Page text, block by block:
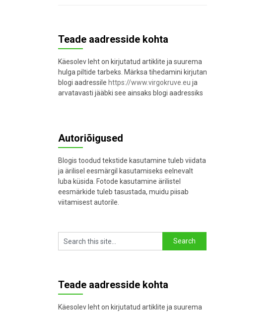
Teade aadresside kohta
Käesolev leht on kirjutatud artiklite ja suurema
hulga piltide tarbeks. Märksa tihedamini kirjutan
blogi aadressile https://www.virgokruve.eu ja
arvatavasti jääbki see ainsaks blogi aadressiks
Autoriõigused
Blogis toodud tekstide kasutamine tuleb viidata
ja ärilisel eesmärgil kasutamiseks eelnevalt
luba küsida. Fotode kasutamine ärilistel
eesmärkide tuleb tasustada, muidu piisab
viitamisest autorile.
Teade aadresside kohta
Käesolev leht on kirjutatud artiklite ja suurema